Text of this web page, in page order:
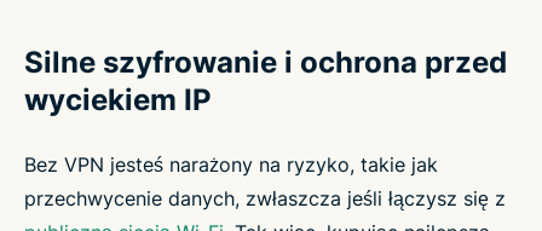
Silne szyfrowanie i ochrona przed
wyciekiem IP
Bez VPN jesteś narażony na ryzyko, takie jak
przechwycenie danych, zwłaszcza jeśli łączysz się z